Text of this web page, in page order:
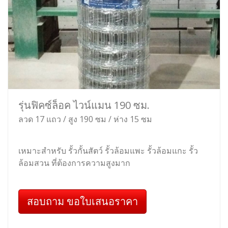
รุ่นฟิคซ์ล็อค ไวน์แมน 190 ซม.
ลวด 17 แถว / สูง 190 ซม / ห่าง 15 ซม
เหมาะสำหรับ รั้วกั้นสัตว์ รั้วล้อมแพะ รั้วล้อมแกะ รั้ว
ล้อมสวน ที่ต้องการความสูงมาก
สอบถาม ขอใบเสนอราคา